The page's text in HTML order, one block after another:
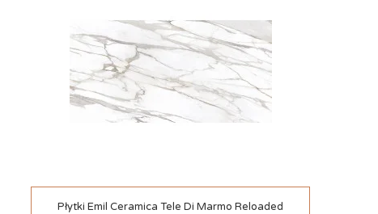
Płytki Emil Ceramica Tele Di Marmo Reloaded
Szybki podgląd